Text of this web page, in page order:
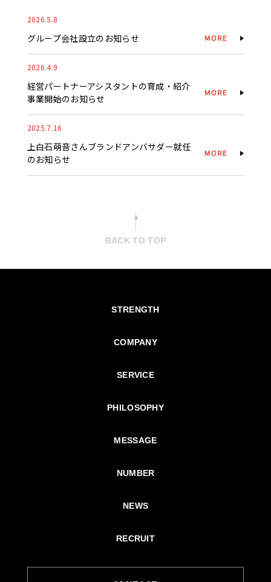
2026.5.8
グループ会社設立のお知らせ
2026.4.9
経営パートナーアシスタントの育成・紹介
事業開始のお知らせ
2025.7.16
上白石萌音さんブランドアンバサダー就任
のお知らせ
BACK TO TOP
STRENGTH
COMPANY
SERVICE
PHILOSOPHY
MESSAGE
NUMBER
NEWS
RECRUIT